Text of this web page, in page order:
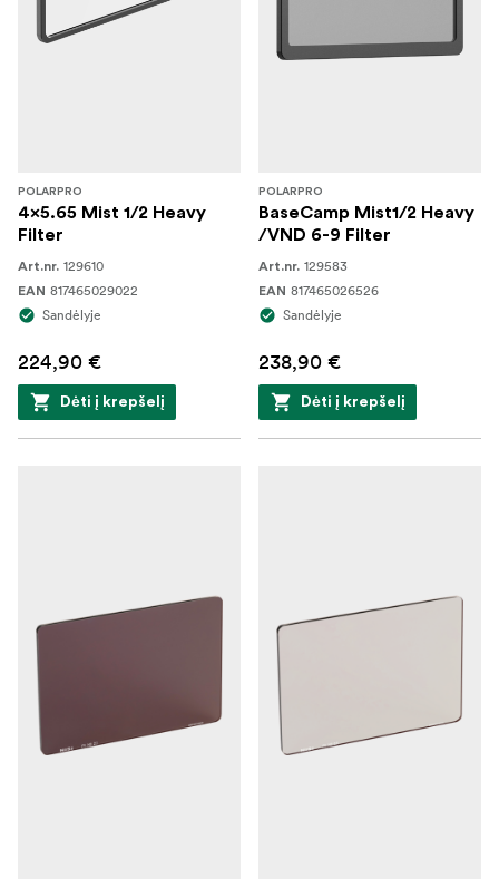
POLARPRO
4x5.65 Mist 1/2 Heavy
Filter
Art.nr. 129610
EAN 817465029022
Sandėlyje
224,90 €
Dėti į krepšelį
POLARPRO
BaseCamp Mist1/2 Heavy
/VND 6-9 Filter
Art.nr. 129583
EAN 817465026526
Sandėlyje
238,90 €
Dėti į krepšelį